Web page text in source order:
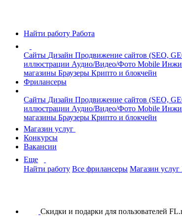
Найти работу Работа
Сайты Дизайн Продвижение сайтов (SEO,
иллюстрации Аудио/Видео/Фото Mobile
магазины Браузеры Крипто и блокчейн
Фрилансеры
Сайты Дизайн Продвижение сайтов (SEO,
иллюстрации Аудио/Видео/Фото Mobile
магазины Браузеры Крипто и блокчейн
Магазин услуг
Конкурсы
Вакансии
Еще
Найти работу Все фрилансеры Магазин услуг
Скидки и подарки для пользователей